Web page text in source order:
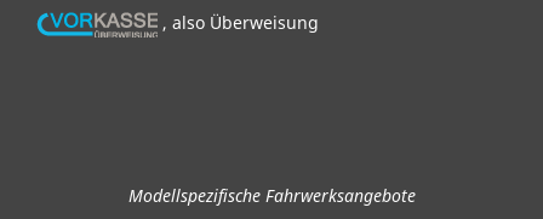
, also Überweisung
Modellspezifische Fahrwerksangebote